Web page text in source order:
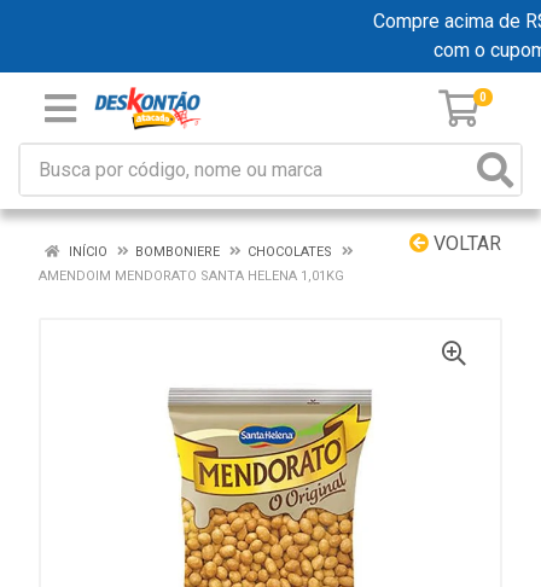
Compre acima de
com o
0
VOLTAR
INÍCIO BOMBONIERE
CHOCOLATES
AMENDOIM MENDORATO SANTA HELENA 1,01KG